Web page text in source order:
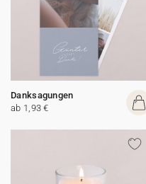
Danksagungen
ab 1,93 €